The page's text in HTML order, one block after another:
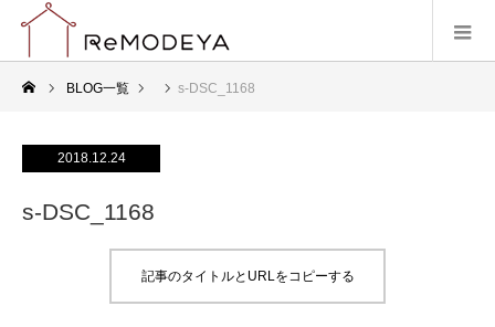
BLOG一覧 s-DSC_1168
2018.12.24
s-DSC_1168
記事のタイトルとURLをコピーする